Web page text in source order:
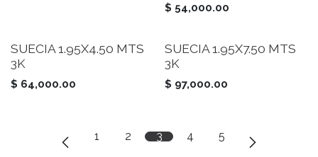
$ 54,000.00
SUECIA 1.95X4.50 MTS
3K
$ 64,000.00
SUECIA 1.95X7.50 MTS
3K
$ 97,000.00
1 2 3 4 5